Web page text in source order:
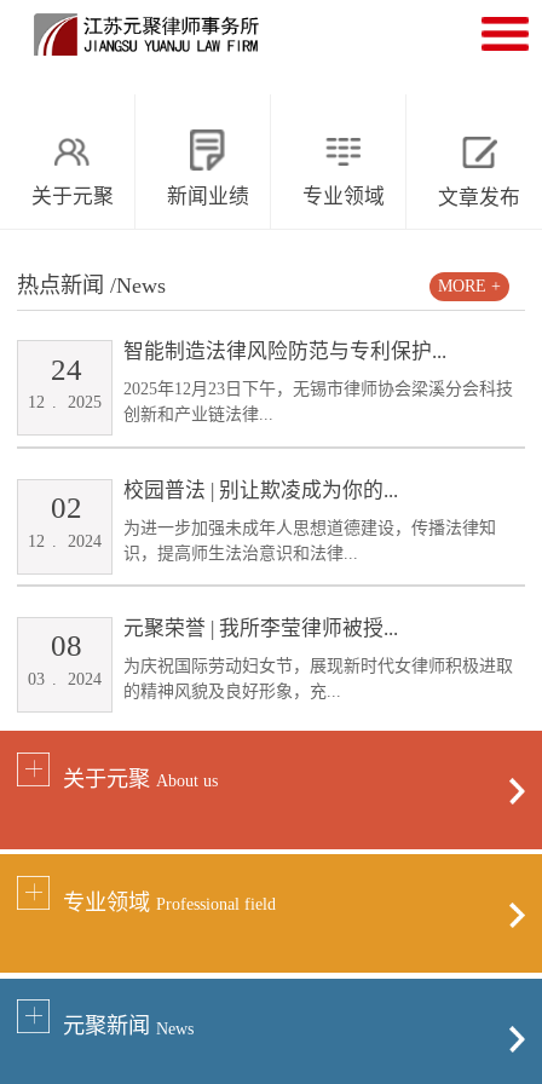
关于元聚 新闻业绩 专业领域 文章发布
热点新闻 /News
智能制造法律风险防范与专利保护...
2025年12月23日下午，无锡市律师协会梁溪分会科技
创新和产业链法律...
12 . 2025
24
校园普法 | 别让欺凌成为你的...
为进一步加强未成年人思想道德建设，传播法律知
识，提高师生法治意识和法律...
12 2024
02
元聚荣誉 | 我所李莹律师被授...
为庆祝国际劳动妇女节，展现新时代女律师积极进取
的精神风貌及良好形象，充...
03 2024
08
MORE +
关于元聚 About us
专业领域 Professional field
元聚新闻 News